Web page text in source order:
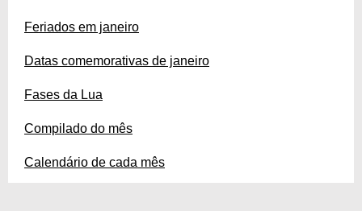
Feriados em janeiro
Datas comemorativas de janeiro
Fases da Lua
Compilado do mês
Calendário de cada mês